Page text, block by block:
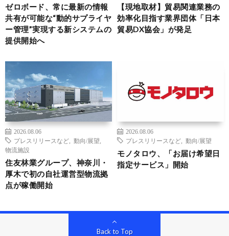
ゼロボード、常に最新の情報
共有が可能な“動的サプライヤ
ー管理”実現する新システムの
提供開始へ
【現地取材】貿易関連業務の
効率化目指す業界団体「日本
貿易DX協会」が発足
2026.08.06
プレスリリースなど
動向/展望
物流施設
住友林業グループ、神奈川・
厚木で初の自社運営型物流拠
点が稼働開始
2026.08.06
プレスリリースなど
動向/展望
モノタロウ、「お届け希望日
指定サービス」開始
Back to Top